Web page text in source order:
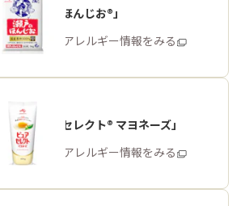
「瀬戸のほんじお®」
商品・アレルギー情報をみる
「ピュアセレクト® マヨネーズ」
商品・アレルギー情報をみる